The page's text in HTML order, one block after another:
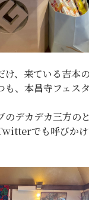
け、来ている吉本
も、本昌寺フェス
のデカデカ三方の
でも呼びかけ